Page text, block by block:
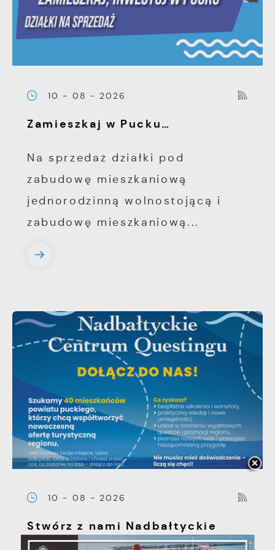
10 - 08 - 2026
Zamieszkaj w Pucku…
Na sprzedaż działki pod
zabudowę mieszkaniową
jednorodzinną wolnostojącą i
zabudowę mieszkaniową...
10 - 08 - 2026
Stwórz z nami Nadbałtyckie
treści w postaci wiadomości, ofert,
komunikatów mediów społecznościowych.